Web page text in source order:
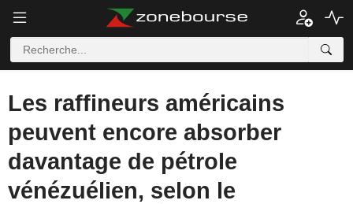
Les raffineurs américains
peuvent encore absorber
davantage de pétrole
vénézuélien, selon le